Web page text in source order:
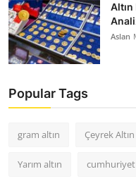
Aslan
Popular Tags
gram altın Çeyrek Altın
Yarım altın cumhuriyet